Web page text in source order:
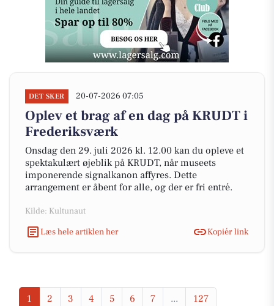
DET SKER 20-07-2026 07:05
Oplev et brag af en dag på KRUDT i
Frederiksværk
Onsdag den 29. juli 2026 kl. 12.00 kan du opleve et
spektakulært øjeblik på KRUDT, når museets
imponerende signalkanon affyres. Dette
arrangement er åbent for alle, og der er fri entré.
Kilde: Kultunaut
Læs hele artiklen her
Kopiér link
1 2 3 4 5 6 7 ... 127